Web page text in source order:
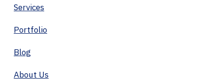
Services
Portfolio
Blog
About Us